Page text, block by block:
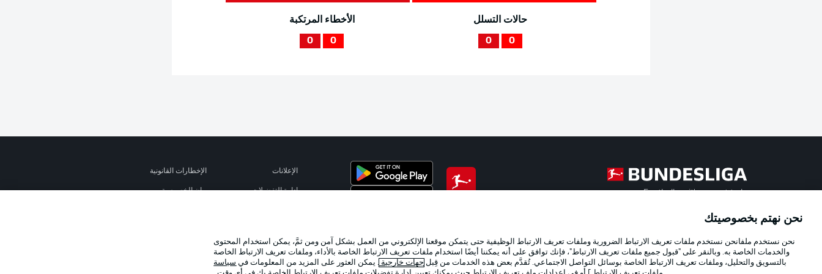
حالات التسلل
0
0
الأخطاء المرتكبة
0
0
Football as it's meant to be
Official Partners
الإعلانات الإخطارات القانونية
إدارة التفضيلات بيان الخصوصية
اللاعبون
نحن نهتم بخصوصيتك
نحن نستخدم ملفانحن نستخدم ملفات تعريف الارتباط الضرورية وملفات تعريف الارتباط الوظيفية حتى يتمكن موقعنا الإلكتروني من العمل بشكل آمن ومن ثمَّ، يمكن استخدام المحتوى
والخدمات الخاصة به. وبالنقر على "قبول جميع ملفات تعريف الارتباط"، فإنك توافق على أنه يمكننا أيضًا استخدام ملفات تعريف الارتباط الخاصة بالأداء، وملفات تعريف الارتباط الخاصة
بالتسويق والتحليل، وملفات تعريف الارتباط الخاصة بوسائل التواصل الاجتماعي. تُقدَّم بعض هذه الخدمات من قِبل جهات خارجية . يمكن العثور على المزيد من المعلومات في سياسة